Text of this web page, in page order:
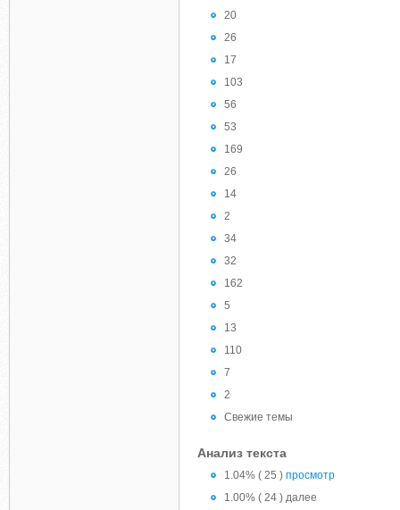
20
26
17
103
56
53
169
26
14
2
34
32
162
5
13
110
7
2
Свежие темы
Анализ текста
1.04% ( 25 ) просмотр
1.00% ( 24 ) далее